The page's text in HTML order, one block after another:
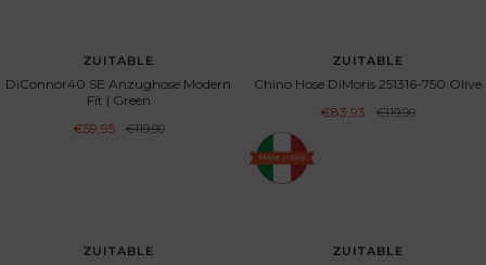
BESPAAR 50%ZUITABLE
DiConnor40 SE Anzughose Modern
Fit | Green
Aanbiedingsprijs
€59,95
Normale
€119,90
UITVERKOCHTZUITABLE
Chino Hose DiMoris 251316-750 Olive
Aanbiedingsprijs
€83,93
Normale
€119,90
BESPAAR 50%ZUITABLE BESPAAR 50%ZUITABLE